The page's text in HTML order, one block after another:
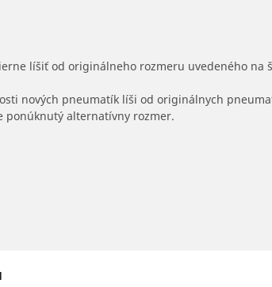
líšiť od originálneho rozmeru uvedeného na
nových pneumatík líši od originálnych
ponúknutý alternatívny rozmer.